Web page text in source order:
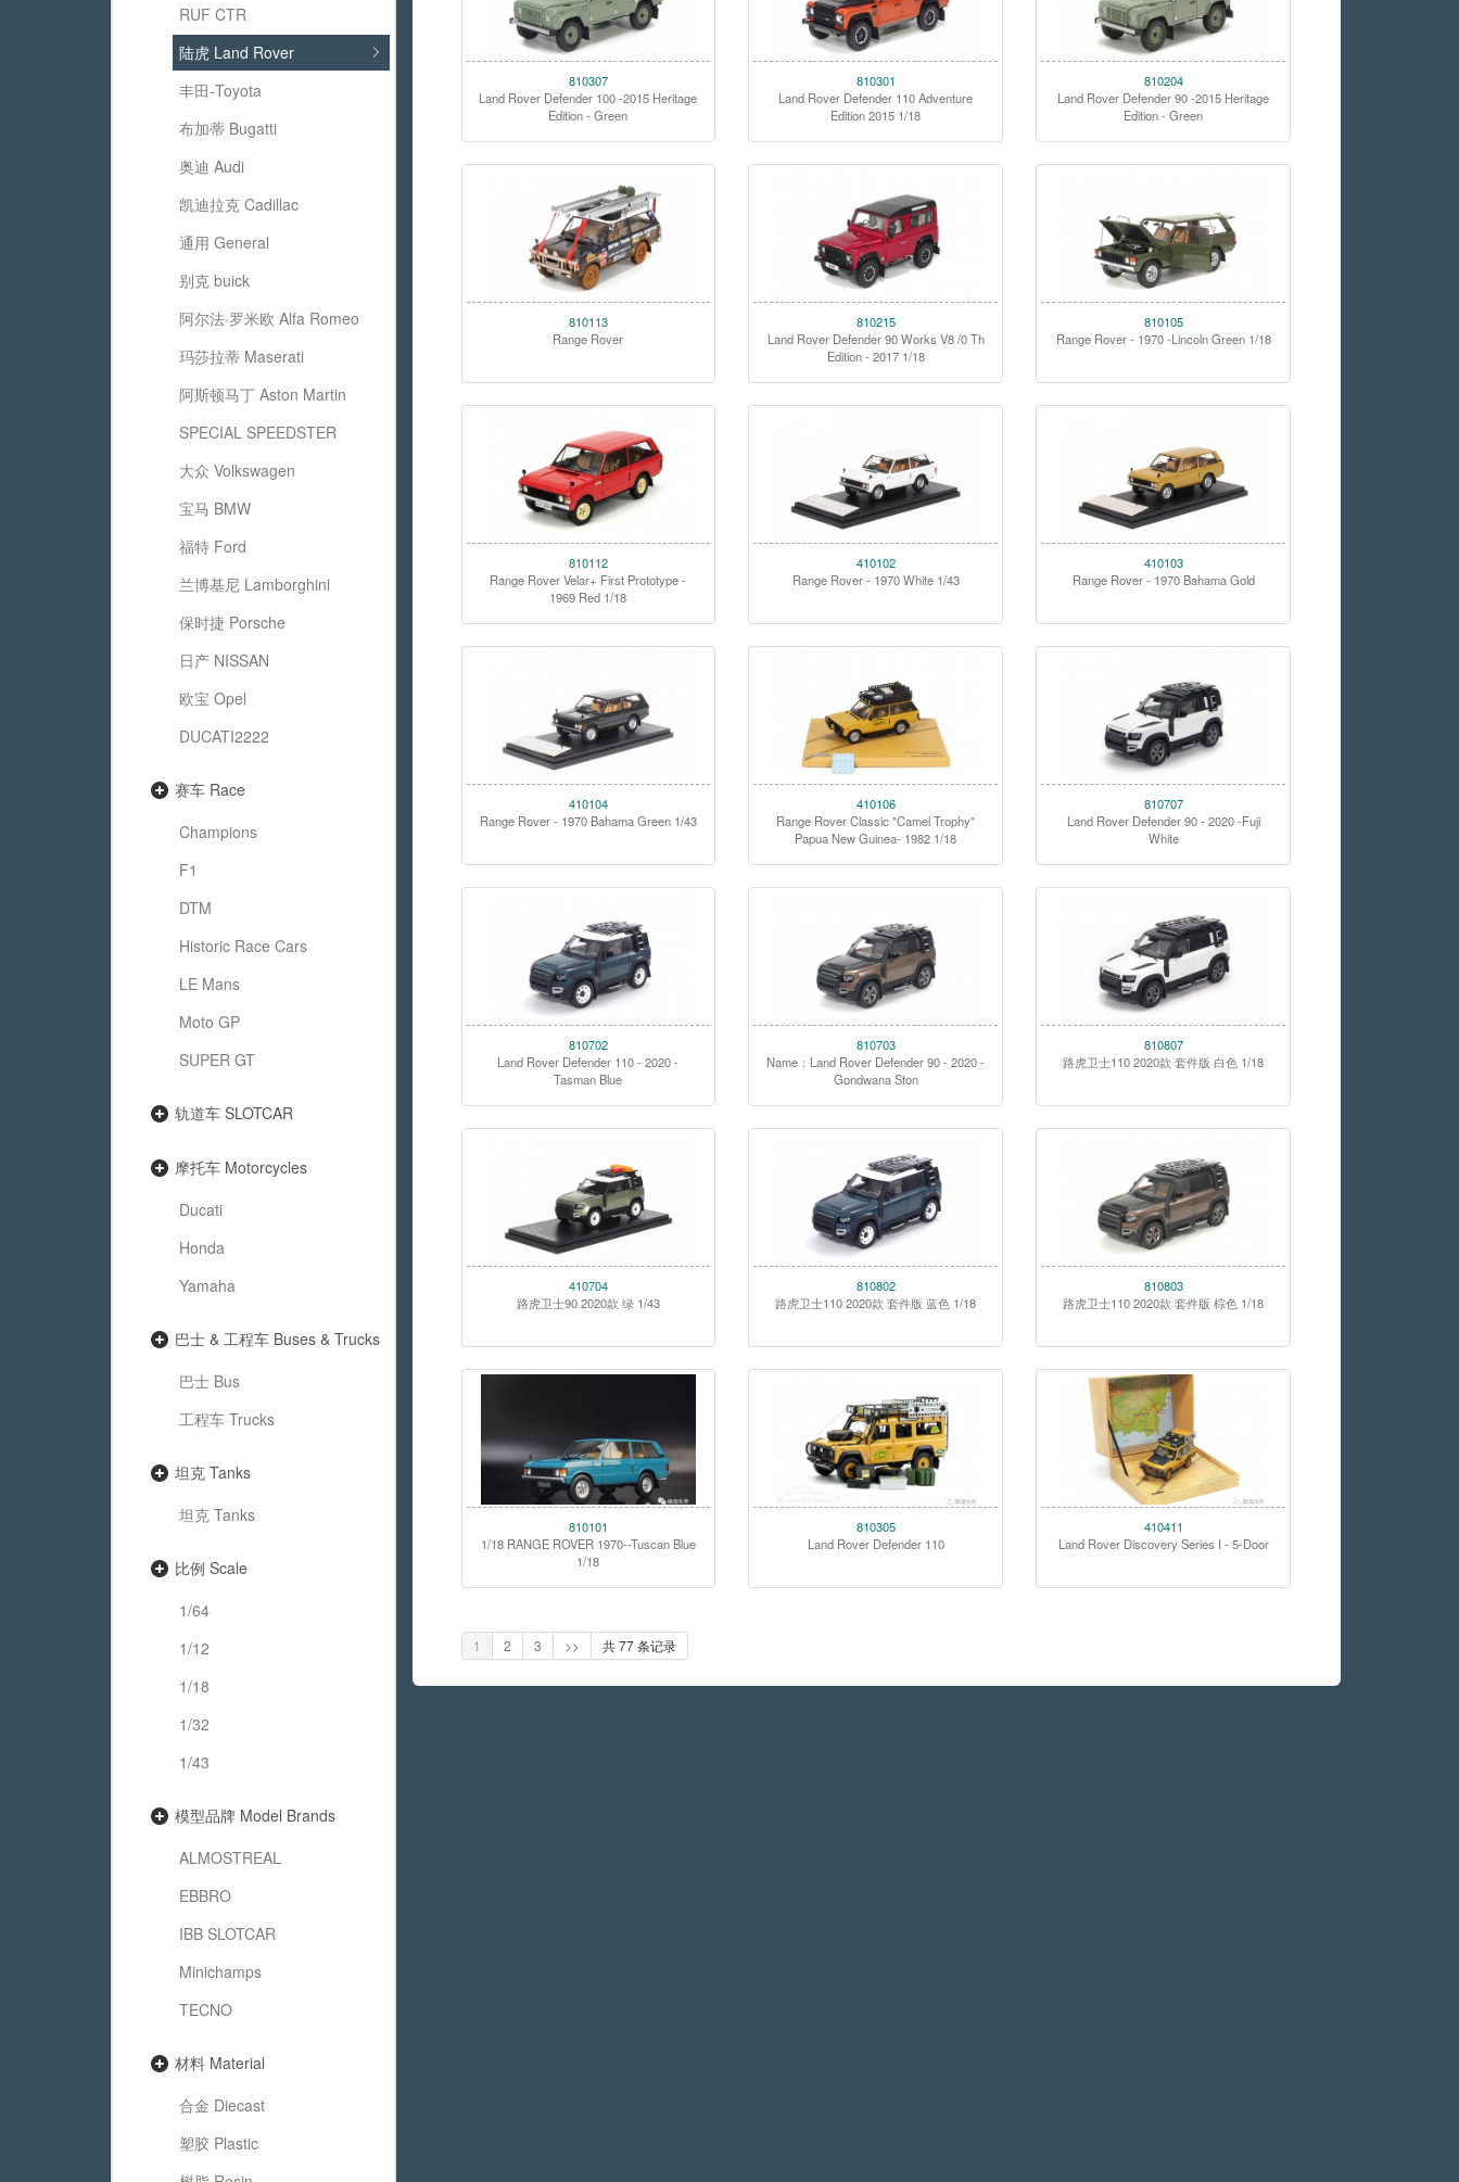
RUF CTR
陆虎 Land Rover
丰田-Toyota
布加蒂 Bugatti
奥迪 Audi
凯迪拉克 Cadillac
通用 General
别克 buick
阿尔法·罗米欧 Alfa Romeo
玛莎拉蒂 Maserati
阿斯顿马丁 Aston Martin
SPECIAL SPEEDSTER
大众 Volkswagen
宝马 BMW
福特 Ford
兰博基尼 Lamborghini
保时捷 Porsche
日产 NISSAN
欧宝 Opel
DUCATI2222
赛车 Race
Champions
F1
DTM
Historic Race Cars
LE Mans
Moto GP
SUPER GT
轨道车 SLOTCAR
摩托车 Motorcycles
Ducati
Honda
Yamaha
巴士 & 工程车 Buses & Trucks
巴士 Bus
工程车 Trucks
坦克 Tanks
坦克 Tanks
比例 Scale
1/64
1/12
1/18
1/32
1/43
模型品牌 Model Brands
ALMOSTREAL
EBBRO
IBB SLOTCAR
Minichamps
TECNO
材料 Material
合金 Diecast
塑胶 Plastic
810307
Land Rover Defender 100 -2015 Heritage
Edition - Green
810301
Land Rover Defender 110 Adventure
Edition 2015 1/18
810204
Land Rover Defender 90 -2015 Heritage
Edition - Green
810113
Range Rover
810215
Land Rover Defender 90 Works V8 /0 Th
Edition - 2017 1/18
810105
Range Rover - 1970 -Lincoln Green 1/18
810112
Range Rover Velar+ First Prototype -
1969 Red 1/18
410102
Range Rover - 1970 White 1/43
410103
Range Rover - 1970 Bahama Gold
410104
Range Rover - 1970 Bahama Green 1/43
410106
Range Rover Classic "Camel Trophy"
Papua New Guinea- 1982 1/18
810707
Land Rover Defender 90 - 2020 -Fuji
White
810702
Land Rover Defender 110 - 2020 -
Tasman Blue
810703
Name：Land Rover Defender 90 - 2020 -
Gondwana Ston
810807
路虎卫士110 2020款 套件版 白色 1/18
410704
路虎卫士90 2020款 绿 1/43
810802
路虎卫士110 2020款 套件版 蓝色 1/18
810803
路虎卫士110 2020款 套件版 棕色 1/18
810101
1/18 RANGE ROVER 1970--Tuscan Blue
1/18
810305
Land Rover Defender 110
410411
Land Rover Discovery Series I - 5-Door
1 2 3 >> 共 77 条记录